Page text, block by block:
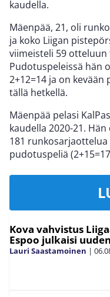
kaudella.
Mäenpää, 21, oli
ja koko Liigan
viimeisteli 59 otteluun
Pudotuspeleissä hän
2+12=14 ja on
tällä hetkellä.
Mäenpää pelasi
kaudella 2020-21.
181 runkosarjaottelua
pudotuspeliä
Kova vahvistus
Espoo julkaisi
Lauri Saastamoinen |